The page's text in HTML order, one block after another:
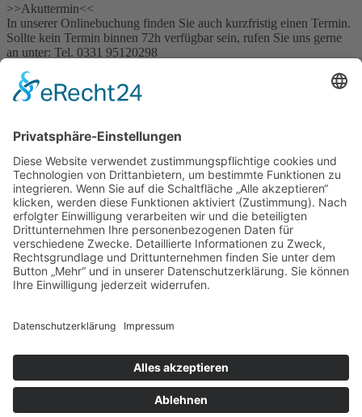
>>Akuttermin<<
In unserer Onlinebuchung finden Sie auch kurzfristig einen Termin.
Sollte kein Termin binnen 72h verfügbar sein, rufen Sie uns gerne
an unter: Tel. ‎0331 95120298
Schließen
Privacy Overview
This website uses cookies to improve your experience while you
navigate through the website. Out of these cookies, the cookies that
are categorized as necessary are stored on your browser as they are
as essential for the working of basic functionalities of the website.
We also use third-party cookies that help us analyze and understand
of these cookies. But opting out of some of these cookies may have
Necessary
immer aktiv
Necessary cookies are absolutely essential for the website to